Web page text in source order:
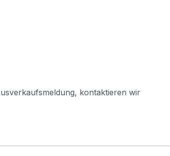
kontaktieren wir